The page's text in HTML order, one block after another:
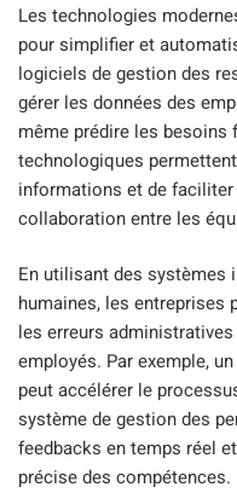
Les technologies
pour simplifier et
logiciels de gestion des
gérer les données des
même prédire les
technologiques
informations et de
collaboration entre les
En utilisant des systèmes
humaines, les entreprises
les erreurs
employés. Par exemple,
peut accélérer le
système de gestion des
feedbacks en temps réel
précise des compétences.